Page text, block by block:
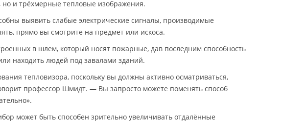
и трёхмерные тепловые изображения.
выявить слабые электрические сигналы, производимые
прямо вы смотрите на предмет или искоса.
в шлем, который носят пожарные, дав последним способность
находить людей под завалами зданий.
тепловизора, поскольку вы должны активно осматриваться,
профессор Шмидт. — Вы запросто можете поменять способ
может быть способен зрительно увеличивать отдалённые